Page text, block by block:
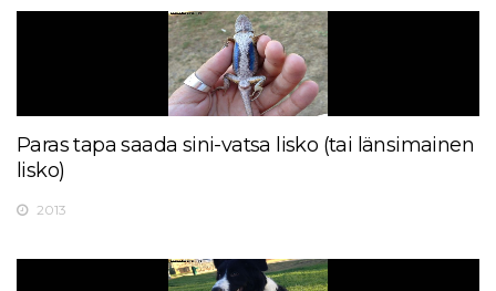
Paras tapa saada sini-vatsa lisko (tai länsimainen
lisko)
2013